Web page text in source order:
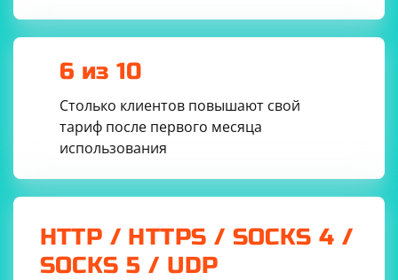
6 из 10
Столько клиентов повышают свой
тариф после первого месяца
использования
HTTP / HTTPS / SOCKS 4 /
SOCKS 5 / UDP